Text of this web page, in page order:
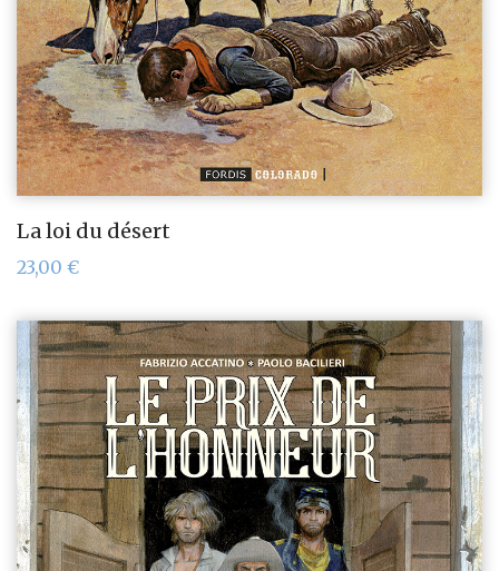
La loi du désert
23,00 €